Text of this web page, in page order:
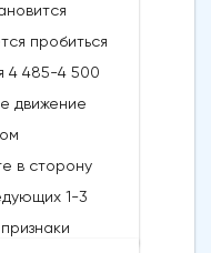
пробиться
4 485-4 500
движение
в сторону
1-3